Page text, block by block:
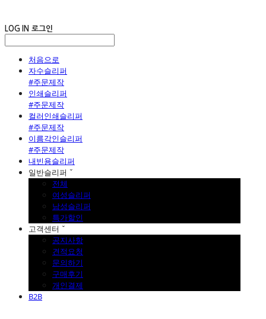
LOG IN 로그인
처음으로
자수슬리퍼
#주문제작
인쇄슬리퍼
#주문제작
컬러인쇄슬리퍼
#주문제작
이름각인슬리퍼
#주문제작
내빈용슬리퍼
일반슬리퍼 ˇ
전체
여성슬리퍼
남성슬리퍼
특가할인
고객센터 ˇ
공지사항
견적요청
문의하기
구매후기
개인결제
B2B